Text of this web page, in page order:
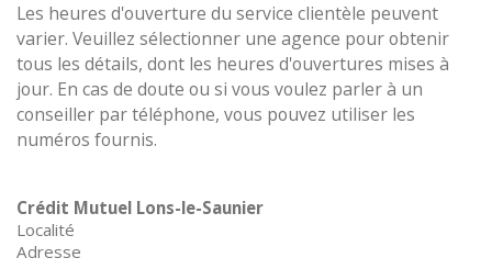
Les heures d'ouverture du service clientèle peuvent
varier. Veuillez sélectionner une agence pour obtenir
tous les détails, dont les heures d'ouvertures mises à
jour. En cas de doute ou si vous voulez parler à un
conseiller par téléphone, vous pouvez utiliser les
numéros fournis.
Crédit Mutuel Lons-le-Saunier
Localité
Adresse